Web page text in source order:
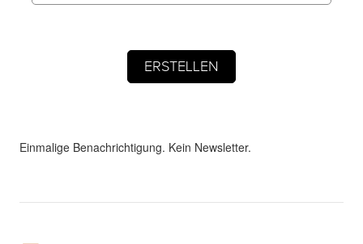
Einmalige Benachrichtigung. Kein Newsletter.